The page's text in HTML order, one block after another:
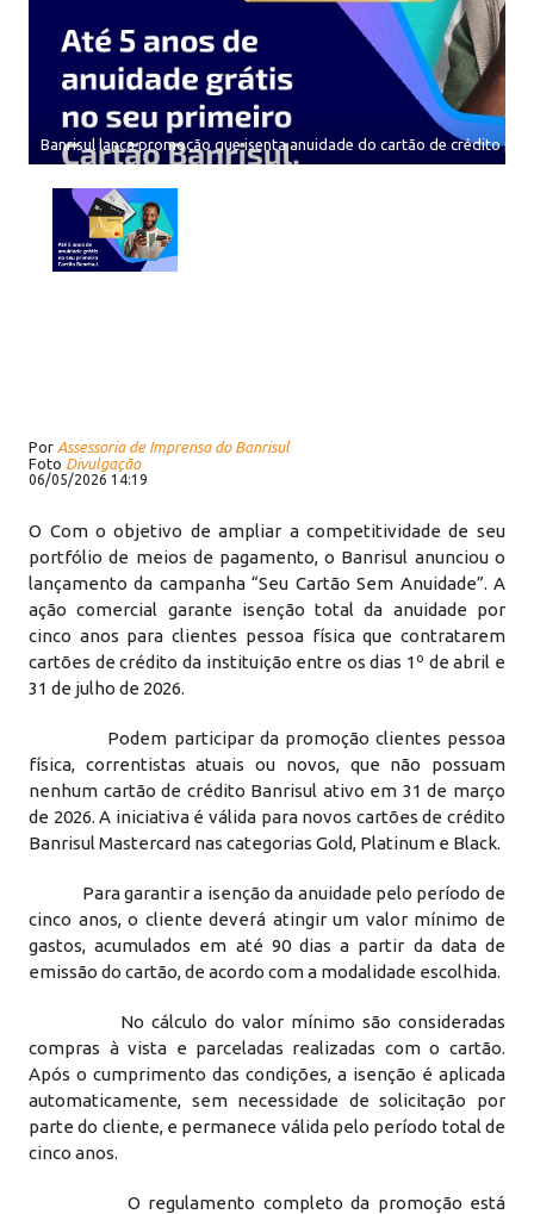
Banrisul lança promoção que isenta anuidade do cartão de crédito por
Por Assessoria de Imprensa do Banrisul
Foto Divulgação
06/05/2026 14:19
O Com o objetivo de ampliar a competitividade de seu
portfólio de meios de pagamento, o Banrisul anunciou o
lançamento da campanha “Seu Cartão Sem Anuidade”. A
ação comercial garante isenção total da anuidade por
cinco anos para clientes pessoa física que contratarem
cartões de crédito da instituição entre os dias 1º de abril e
31 de julho de 2026.
Podem participar da promoção clientes pessoa
física, correntistas atuais ou novos, que não possuam
nenhum cartão de crédito Banrisul ativo em 31 de março
de 2026. A iniciativa é válida para novos cartões de crédito
Banrisul Mastercard nas categorias Gold, Platinum e Black.
Para garantir a isenção da anuidade pelo período de
cinco anos, o cliente deverá atingir um valor mínimo de
gastos, acumulados em até 90 dias a partir da data de
emissão do cartão, de acordo com a modalidade escolhida.
No cálculo do valor mínimo são consideradas
compras à vista e parceladas realizadas com o cartão.
Após o cumprimento das condições, a isenção é aplicada
automaticamente, sem necessidade de solicitação por
parte do cliente, e permanece válida pelo período total de
cinco anos.
O regulamento completo da promoção está